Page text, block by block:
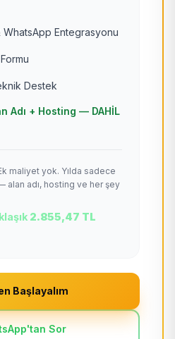
Entegrasyonu
Destek
Adı + Hosting — DAHİL
maliyet yok. Yılda sadece
alan adı, hosting ve her şey
2.855,47 TL
Başlayalım
Sor